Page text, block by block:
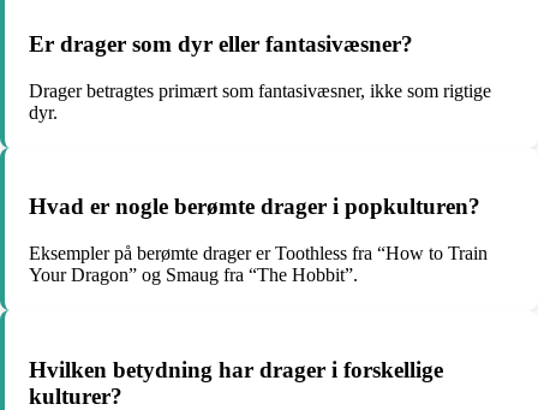
Er drager som dyr eller fantasivæsner?
Drager betragtes primært som fantasivæsner, ikke som rigtige
dyr.
Hvad er nogle berømte drager i popkulturen?
Eksempler på berømte drager er Toothless fra “How to Train
Your Dragon” og Smaug fra “The Hobbit”.
Hvilken betydning har drager i forskellige
kulturer?